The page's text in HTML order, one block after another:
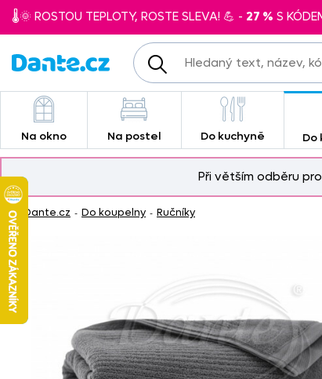
🌡️🌞 ROSTOU TEPLOTY, ROSTE SLEVA! 💪 - 27 % S
Na okno Na postel Do kuchyně Do
Při větším odběru
Dante.cz - Do koupelny - Ručníky